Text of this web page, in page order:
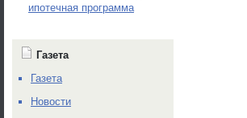
ипотечная программа
Газета
Газета
Новости